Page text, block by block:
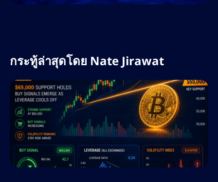
ตลาดคริปโตและฟอเร็กซ์ ประกอบกับความรู้
ที่ AltSignals เนทรับผิดชอบในการขยายการ
เข้าถึงแบรนด์ทั่วโลก เพิ่มประสิทธิภาพกลยุทธ์
คอนเทนต์สำหรับ ActualizeAI และนำแนวทาง
ปฏิบัติที่ดีที่สุดด้าน SEO มาใช้ เพื่อขับเคลื่อนการ
เติบโตอย่างยั่งยืน เขามุ่งเน้นไปที่การใช้
ประโยชน์จากคีย์เวิร์ดที่มีผู้สนใจสูง การ
วางแผนคอนเทนต์เชิงกลยุทธ์ และการวิเคราะห์
คู่แข่ง เพื่อให้มั่นใจว่า AltSignals ยังคงเป็นผู้นำ
กระทู้ล่าสุดโดย Nate Jirawat